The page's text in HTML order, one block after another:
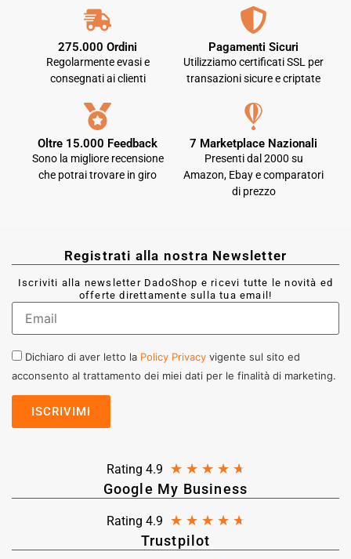
275.000 Ordini
Regolarmente evasi e
consegnati ai clienti
Pagamenti Sicuri
Utilizziamo certificati SSL per
transazioni sicure e criptate
Oltre 15.000 Feedback
Sono la migliore recensione
che potrai trovare in giro
7 Marketplace Nazionali
Presenti dal 2000 su
Amazon, Ebay e comparatori
di prezzo
Registrati alla nostra Newsletter
Iscriviti alla newsletter DadoShop e ricevi tutte le novità ed
offerte direttamente sulla tua email!
Dichiaro di aver letto la Policy Privacy vigente sul sito ed
acconsento al trattamento dei miei dati per le finalità di marketing.
Rating 4.9 ★ ★ ★ ★ ★
Google My Business
Rating 4.9 ★ ★ ★ ★ ★
Trustpilot